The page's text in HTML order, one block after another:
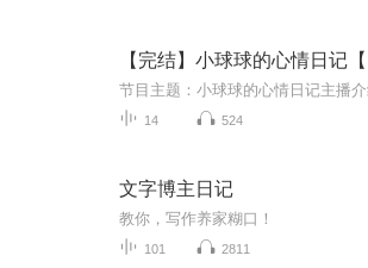
【完结】小球球的心情日记【
14 524
文字博主日记
教你，写作养家糊口！
101 2811